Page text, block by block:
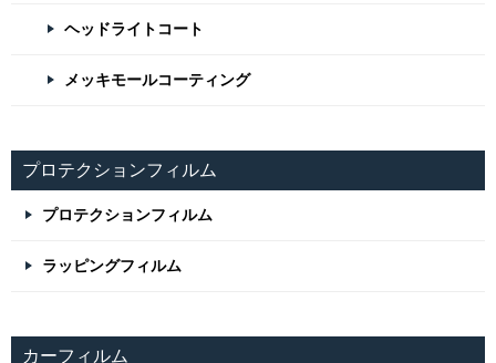
ヘッドライトコート
メッキモールコーティング
プロテクションフィルム
プロテクションフィルム
ラッピングフィルム
カーフィルム